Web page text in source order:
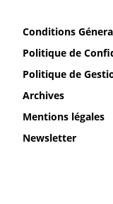
Conditions
Politique de
Politique de
Archives
Mentions légales
Newsletter